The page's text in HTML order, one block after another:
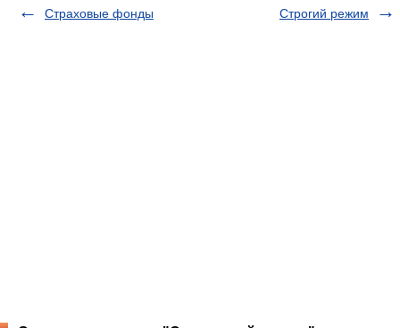
Страховые фонды
Строгий режим